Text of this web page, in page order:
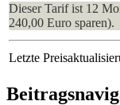
Dieser Tarif ist 12
240,00 Euro sparen).
Letzte